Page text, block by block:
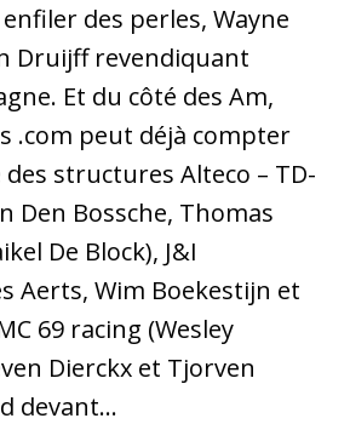
des perles, Wayne
Druijff revendiquant
Et du côté des Am,
.com peut déjà compter
structures Alteco – TD-
Den Bossche, Thomas
De Block), J&I
Aerts, Wim Boekestijn et
69 racing (Wesley
Dierckx et Tjorven
devant…